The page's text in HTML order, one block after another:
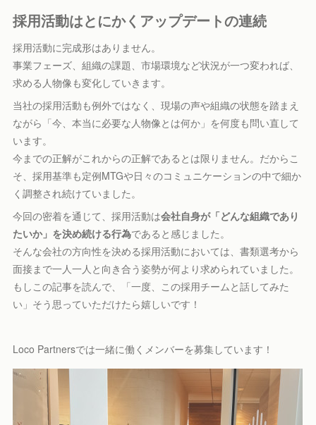
採用活動はとにかくアップデートの連続
採用活動に完成形はありません。
事業フェーズ、組織の課題、市場環境など状況が一つ変われば、
求める人物像も変化していきます。
当社の採用活動も例外ではなく、現場の声や組織の状態を踏まえ
ながら「今、本当に必要な人物像とは何か」を何度も問い直して
います。
今までの正解がこれからの正解であるとは限りません。だからこ
そ、採用基準も定例MTGや日々のコミュニケーションの中で細か
く調整され続けていました。
今回の密着を通じて、採用活動は会社自身が「どんな組織であり
たいか」を決め続ける行為であると感じました。
そんな会社の方向性を決める採用活動においては、書類選考から
面接まで一人一人と向き合う姿勢が何より求められていました。
もしこの記事を読んで、「一度、この採用チームと話してみた
い」そう思っていただけたら嬉しいです！
Loco Partnersでは一緒に働くメンバーを募集しています！